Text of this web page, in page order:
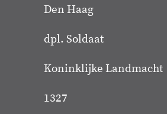
Den Haag
dpl. Soldaat
Koninklijke Landmacht
1327